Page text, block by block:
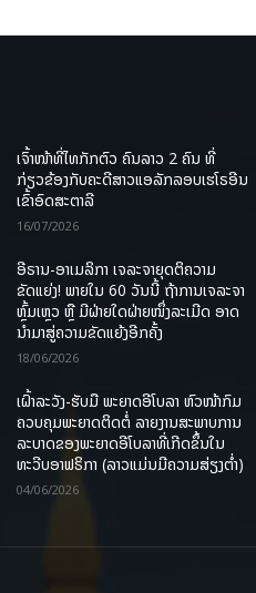
ເຈົ້າໜ້າທີ່ໄທກັກຕົວ ຄົນລາວ 2 ຄົນ ທີ່
ກ່ຽວຂ້ອງກັບຄະດີສາວແອລັກລອບເຮໂຣອີນ
ເຂົ້າອົດສະຕາລີ
16/07/2026
ອີຣານ-ອາເມລິກາ ເຈລະຈາຍຸດຕິຄວາມ
ຂັດແຍ່ງ! ພາຍໃນ 60 ວັນນີ້ ຖ້າການເຈລະຈາ
ຫຼົ້ມເຫຼວ ຫຼື ມີຝ່າຍໃດຝ່າຍໜຶ່ງລະເມີດ ອາດ
ນໍາມາສູ່ຄວາມຂັດແຍ້ງອີກຄັ້ງ
18/06/2026
ເຝົ້າລະວັງ-ຮັບມື ພະຍາດອີໂບລາ ຫົວໜ້າກົມ
ຄວບຄຸມພະຍາດຕິດຕໍ່ ລາຍງານສະພາບການ
ລະບາດຂອງພະຍາດອີໂບລາທີ່ເກີດຂຶ້ນໃນ
ທະວີບອາຟຣິກາ (ລາວແມ່ນມີຄວາມສ່ຽງຕໍ່າ)
04/06/2026